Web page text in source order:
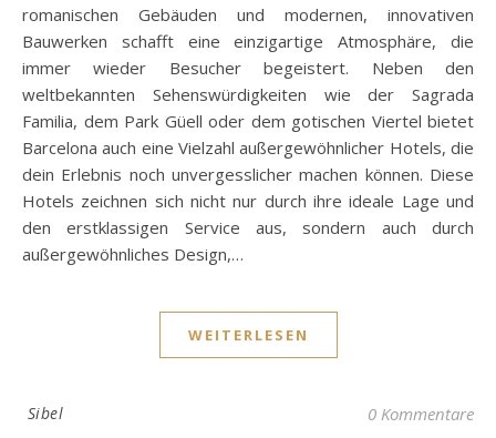
romanischen Gebäuden und modernen, innovativen
Bauwerken schafft eine einzigartige Atmosphäre, die
immer wieder Besucher begeistert. Neben den
weltbekannten Sehenswürdigkeiten wie der Sagrada
Familia, dem Park Güell oder dem gotischen Viertel bietet
Barcelona auch eine Vielzahl außergewöhnlicher Hotels, die
dein Erlebnis noch unvergesslicher machen können. Diese
Hotels zeichnen sich nicht nur durch ihre ideale Lage und
den erstklassigen Service aus, sondern auch durch
außergewöhnliches Design,…
WEITERLESEN
Sibel 0 Kommentare